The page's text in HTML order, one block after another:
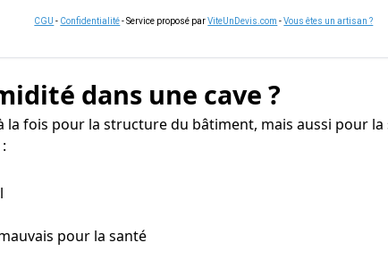
CGU - Confidentialité- Service proposé parViteUnDevis.com -Vous êtes un artisan ?
dans une cave ?
fois pour la structure du bâtiment, mais aussi pour
pour la santé